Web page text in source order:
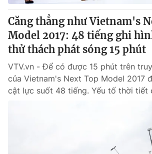
Emagazine
Photo
Video Shorts
VTV Money VTV Thể
Tấm lòng
Căng thẳng như Vietnam's
Model 2017: 48 tiếng ghi
thử thách phát sóng 15 phút
VTV.vn - Để có được 15 phút trên
của Vietnam's Next Top Model 2017
cật lực suốt 48 tiếng. Yếu tố thời tiết